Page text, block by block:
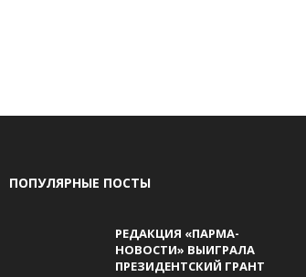
ПОПУЛЯРНЫЕ ПОСТЫ
РЕДАКЦИЯ «ПАРМА-
НОВОСТИ» ВЫИГРАЛА
ПРЕЗИДЕНТСКИЙ ГРАНТ